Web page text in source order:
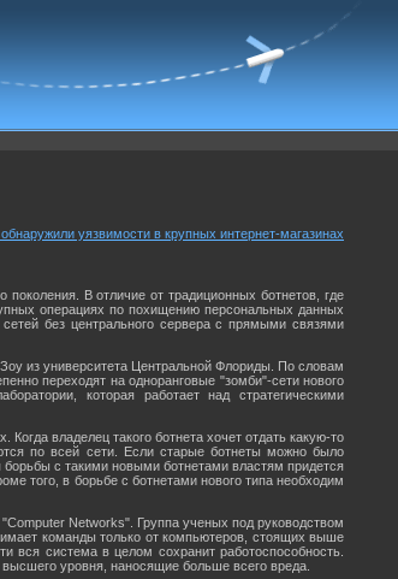
уязвимости в крупных интернет-магазинах
В отличие от традиционных ботнетов, где
операциях по похищению персональных данных
без центрального сервера с прямыми связями
из университета Центральной Флориды. По словам
переходят на одноранговые "зомби"-сети нового
которая работает над стратегическими
владелец такого ботнета хочет отдать какую-то
по всей сети. Если старые ботнеты можно было
с такими новыми ботнетами властям придется
того, в борьбе с ботнетами нового типа необходим
Networks". Группа ученых под руководством
команды только от компьютеров, стоящих выше
вся система в целом сохранит работоспособность.
уровня, наносящие больше всего вреда.